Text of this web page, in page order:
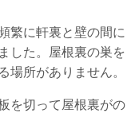
繁に軒裏と壁の間に
した。屋根裏の巣を
場所がありません。
を切って屋根裏がの